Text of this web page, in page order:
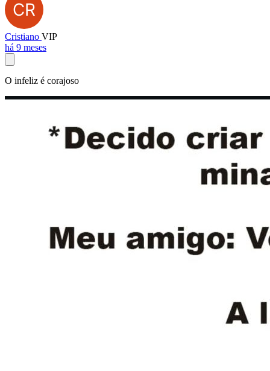
Cristiano VIP
há 9 meses
O infeliz é corajoso